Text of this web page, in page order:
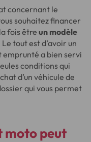
concernant le
souhaitez financer
fois être un modèle
Le tout est d’avoir un
a bien servi
conditions qui
d’un véhicule de
qui vous permet
moto peut